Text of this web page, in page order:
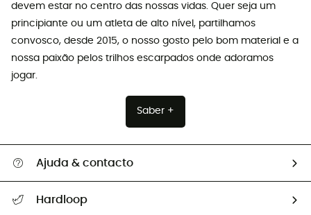
devem estar no centro das nossas vidas. Quer seja um
principiante ou um atleta de alto nível, partilhamos
convosco, desde 2015, o nosso gosto pelo bom material e a
nossa paixão pelos trilhos escarpados onde adoramos
jogar.
Saber +
Ajuda & contacto
Devoluções e reembolsos
Hardloop